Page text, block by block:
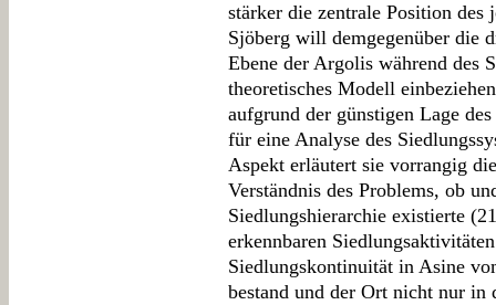
stärker die zentrale Position
Sjöberg will demgegenüber die
Ebene der Argolis während des
theoretisches Modell
aufgrund der günstigen Lage
für eine Analyse des
Aspekt erläutert sie vorrangig
Verständnis des Problems, ob
Siedlungshierarchie existierte
erkennbaren
Siedlungskontinuität in Asine
bestand und der Ort nicht nur in